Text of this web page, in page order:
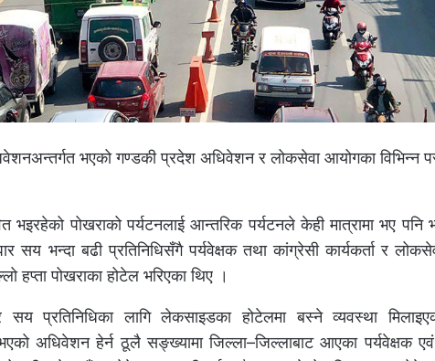
भएको गण्डकी प्रदेश अधिवेशन र लोकसेवा आयोगका विभिन्न
भइरहेको पोखराको पर्यटनलाई आन्तरिक पर्यटनले केही मात्रामा भए
भन्दा बढी प्रतिनिधिसँगै पर्यवेक्षक तथा कांग्रेसी कार्यकर्ता र
हप्ता पोखराका होटेल भरिएका थिए ।
सय प्रतिनिधिका लागि लेकसाइडका होटेलमा बस्ने व्यवस्था
अधिवेशन हेर्न ठूलै सङ्ख्यामा जिल्ला–जिल्लाबाट आएका पर्यवेक्षक एवं